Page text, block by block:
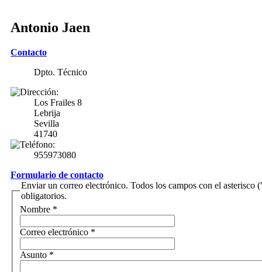
Antonio Jaen
Contacto
Dpto. Técnico
Los Frailes 8
Lebrija
Sevilla
41740
955973080
Formulario de contacto
Enviar un correo electrónico. Todos los campos con el asterisco
obligatorios.
Nombre *
Correo electrónico *
Asunto *